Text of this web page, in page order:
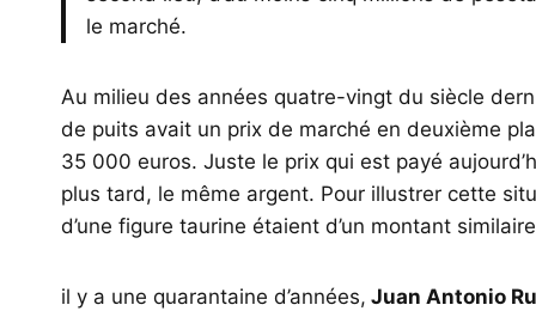
le marché.
Au milieu des années quatre-vingt du siècle
de puits avait un prix de marché en deuxième
35 000 euros. Juste le prix qui est payé
plus tard, le même argent. Pour illustrer cette
d’une figure taurine étaient d’un montant
il y a une quarantaine d’années, Juan Antonio